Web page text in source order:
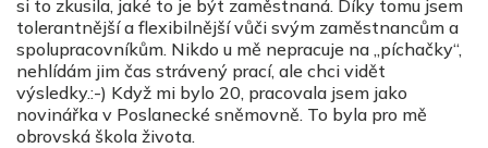
si to zkusila, jaké to je být zaměstnaná. Díky tomu jsem
tolerantnější a flexibilnější vůči svým zaměstnancům a
spolupracovníkům. Nikdo u mě nepracuje na „píchačky“,
nehlídám jim čas strávený prací, ale chci vidět
výsledky.:-) Když mi bylo 20, pracovala jsem jako
novinářka v Poslanecké sněmovně. To byla pro mě
obrovská škola života.